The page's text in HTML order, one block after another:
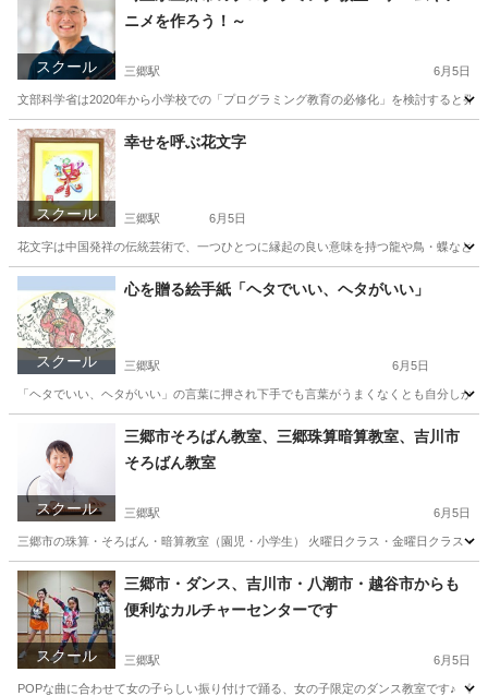
スクール
ニメを作ろう！～
三郷駅 6月5日
文部科学省は2020年から小学校での「プログラミング教育の必修化」を検討すると
埼玉 三郷市 三郷駅 プログラミング
スクール
幸せを呼ぶ花文字
三郷駅 6月5日
花文字は中国発祥の伝統芸術で、一つひとつに縁起の良い意味を持つ龍や鳥・蝶など
埼玉 三郷市 三郷駅 その他 花文字
スクール
心を贈る絵手紙「ヘタでいい、ヘタがいい」
三郷駅 6月5日
「ヘタでいい、ヘタがいい」の言葉に押され下手でも言葉がうまくなくとも自分し
三郷駅 その他 絵手紙
スクール
三郷市そろばん教室、三郷珠算暗算教室、吉川市
そろばん教室
三郷駅 6月5日
三郷市の珠算・そろばん・暗算教室（園児・小学生） 火曜日クラス・金曜日クラス
埼玉 三郷市 三郷駅 その他 そろばん
スクール
三郷市・ダンス、吉川市・八潮市・越谷市からも
便利なカルチャーセンターです
三郷駅 6月5日
POPな曲に合わせて女の子らしい振り付けで踊る、女の子限定のダンス教室です♪ 《